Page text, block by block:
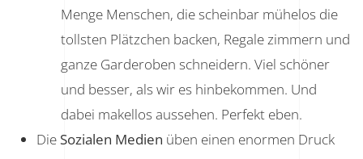
Menge Menschen, die scheinbar mühelos die
tollsten Plätzchen backen, Regale zimmern und
ganze Garderoben schneidern. Viel schöner
und besser, als wir es hinbekommen. Und
dabei makellos aussehen. Perfekt eben.
Die Sozialen Medien üben einen enormen Druck